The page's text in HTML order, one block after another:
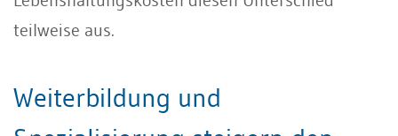
teilweise aus.
Weiterbildung und